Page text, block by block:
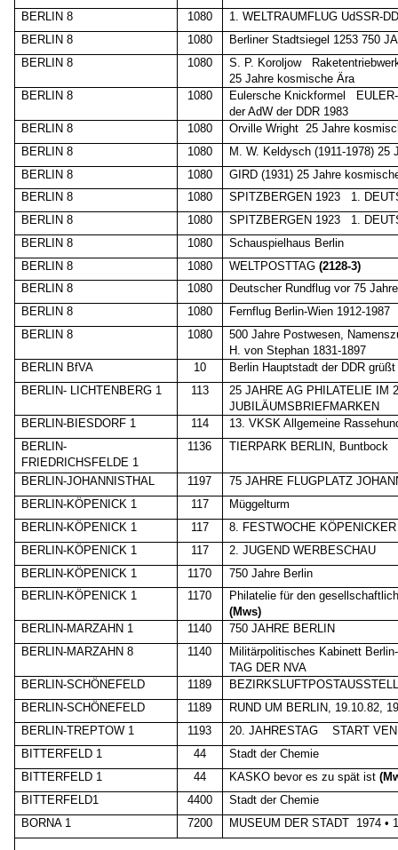
BERLIN 8
1080
1. WELTRAUMFLUG UdSSR-
BERLIN 8
1080
Berliner Stadtsiegel 1253 750
BERLIN 8
1080 S. P. Koroljow
25 Jahre kosmische Ära
BERLIN 8
1080 Eulersche Knickformel
der AdW der DDR 1983
BERLIN 8
1080 Orville Wright 25 Jahre
BERLIN 8
1080
M. W. Keldysch (1911-1978) 25
BERLIN 8
1080
GIRD (1931) 25 Jahre
BERLIN 8
1080 SPITZBERGEN 1923
1.
BERLIN 8
1080 SPITZBERGEN 1923
1.
BERLIN 8
1080
Schauspielhaus Berlin
BERLIN 8
1080 WELTPOSTTAG(2128-3)
BERLIN 8
1080
Deutscher Rundflug vor 75
BERLIN 8
1080
Fernflug Berlin-Wien 1912-1987
BERLIN 8
1080
500 Jahre Postwesen,
H. von Stephan 1831-1897
BERLIN BfVA
10
Berlin Hauptstadt der DDR
BERLIN- LICHTENBERG 1
113
25 JAHRE AG PHILATELIE IM
JUBILÄUMSBRIEFMARKEN
BERLIN-BIESDORF 1
114
13. VKSK Allgemeine
BERLIN-
FRIEDRICHSFELDE 1
1136 TIERPARK BERLIN, Buntbock
BERLIN-JOHANNISTHAL 1197
75 JAHRE FLUGPLATZ
BERLIN-KÖPENICK 1
117
Müggelturm
BERLIN-KÖPENICK 1 117
8. FESTWOCHE KÖPENICKER
BERLIN-KÖPENICK 1
117
2. JUGEND WERBESCHAU
BERLIN-KÖPENICK 1
1170
750 Jahre Berlin
BERLIN-KÖPENICK 1
1170
Philatelie für den
(Mws)
BERLIN-MARZAHN 1
1140
750 JAHRE BERLIN
BERLIN-MARZAHN 8
1140
Militärpolitisches Kabinett
TAG DER NVA
BERLIN-SCHÖNEFELD
1189
BERLIN-SCHÖNEFELD
1189
RUND UM BERLIN, 19.10.82,
BERLIN-TREPTOW 1
1193 20. JAHRESTAG
START
BITTERFELD 1
44
Stadt der Chemie
BITTERFELD 1
44 KASKO bevor es zu spät ist
BITTERFELD1
4400
Stadt der Chemie
BORNA 1
7200 MUSEUM DER STADT 1974 •